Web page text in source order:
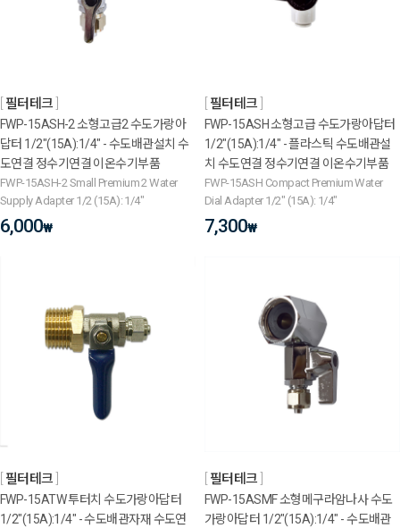
필터테크
FWP-15ASH-2 소형고급2 수도가랑아
답터 1/2"(15A):1/4" - 수도배관설치 수
도연결 정수기연결 이온수기부품
FWP-15ASH-2 Small Premium 2 Water
Supply Adapter 1/2 (15A): 1/4"
6,000₩
필터테크
FWP-15ASH 소형고급 수도가랑아답터
1/2"(15A):1/4" - 플라스틱 수도배관설
치 수도연결 정수기연결 이온수기부품
FWP-15ASH Compact Premium Water
Dial Adapter 1/2" (15A): 1/4"
7,300₩
필터테크
FWP-15ATW 투터치 수도가랑아답터
1/2"(15A):1/4" - 수도배관자재 수도연
필터테크
FWP-15ASMF 소형메구라암나사 수도
가랑아답터 1/2"(15A):1/4" - 수도배관